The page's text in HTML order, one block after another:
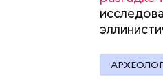
Харви
подвал
момент
живот.